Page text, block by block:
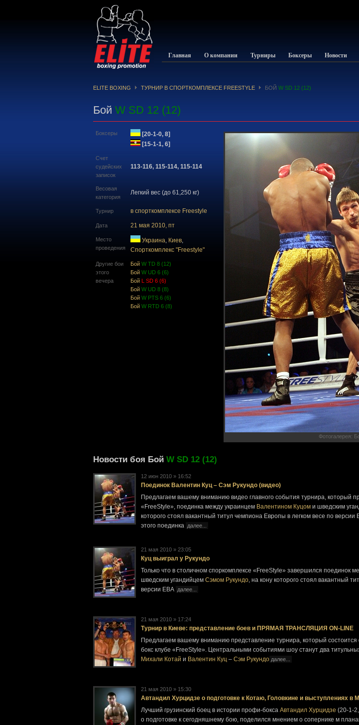
Главная О компании Турниры Боксеры Новости
ELITE BOXING ТУРНИР В СПОРТКОМПЛЕКСЕ FREESTYLE БОЙ W SD 12 (12)
Бой W SD 12 (12)
Фотогалерея:
Боксеры
[20-1-0, 8]
[15-1-1, 6]
Счет
судейских
записок
113-116, 115-114, 115-114
Весовая
категория
Легкий вес (до 61,250 кг)
Турнир в спорткомплексе Freestyle
Дата 21 мая 2010, пт
Место
проведения
Украина, Киев,
Спорткомплекс "Freestyle"
Другие бои
этого
вечера
Бой W TD 8 (12)
Бой W UD 6 (6)
Бой L SD 6 (6)
Бой W UD 8 (8)
Бой W PTS 6 (6)
Бой W RTD 6 (8)
Новости боя Бой W SD 12 (12)
12 июн 2010 » 16:52
Поединок Валентин Куц – Сэм Рукундо (видео)
Предлагаем вашему вниманию видео главного события турнира, который
«FreeStyle», поединка между украинцем Валентином Куцом и шведским
которого стоял вакантный титул чемпиона Европы в легком весе по
этого поединка далее...
21 мая 2010 » 23:05
Куц выиграл у Рукундо
Только что в столичном споркомплексе «FreeStyle» завершился поединок
шведским угандийцем Сэмом Рукундо, на кону которого стоял вакантный
версии ЕВА далее...
21 мая 2010 » 17:24
Турнир в Киеве: представление боев и ПРЯМАЯ ТРАНСЛЯЦИЯ ON-LINE
Предлагаем вашему вниманию представление турнира, который состоится
бокс клубе «FreeStyle». Центральными событиями шоу станут два
Михали Котай и Валентин Куц – Сэм Рукундо далее...
21 мая 2010 » 15:30
Автандил Хурцидзе о подготовке к Котаю, Головкине и выступлениях в
Лучший грузинский боец в истории профи-бокса Автандил Хурцидзе (20-1-
о подготовке к сегодняшнему бою, поделился мнением о сопернике м